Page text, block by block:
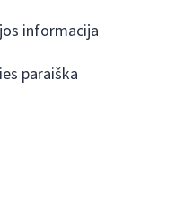
informacija
paraiška